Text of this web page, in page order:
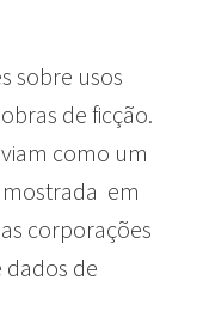
sobre usos
de ficção.
como um
em
corporações
dados de